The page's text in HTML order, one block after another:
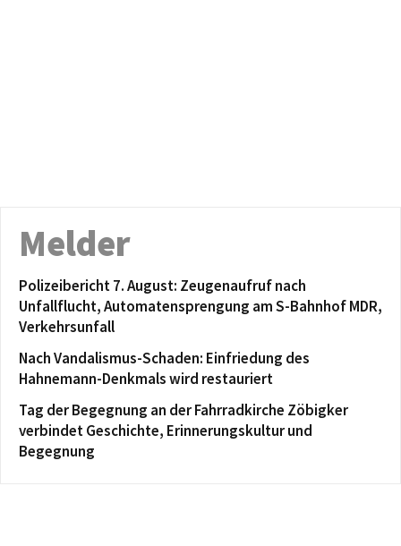
Melder
Polizeibericht 7. August: Zeugenaufruf nach
Unfallflucht, Automatensprengung am S-Bahnhof MDR,
Verkehrsunfall
Nach Vandalismus-Schaden: Einfriedung des
Hahnemann-Denkmals wird restauriert
Tag der Begegnung an der Fahrradkirche Zöbigker
verbindet Geschichte, Erinnerungskultur und
Begegnung